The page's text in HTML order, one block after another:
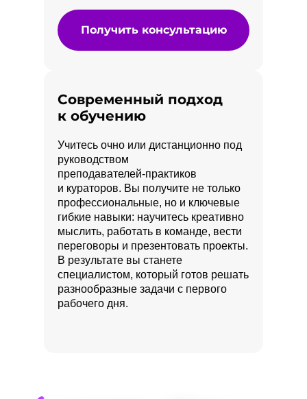
Получить консультацию
Современный подход
к обучению
Учитесь очно или дистанционно под
руководством
преподавателей‑практиков
и кураторов. Вы получите не только
профессиональные, но и ключевые
гибкие навыки: научитесь креативно
мыслить, работать в команде, вести
переговоры и презентовать проекты.
В результате вы станете
специалистом, который готов решать
разнообразные задачи с первого
рабочего дня.